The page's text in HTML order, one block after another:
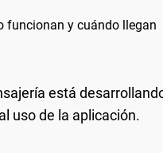
funcionan y cuándo llegan
está
uso de la aplicación.